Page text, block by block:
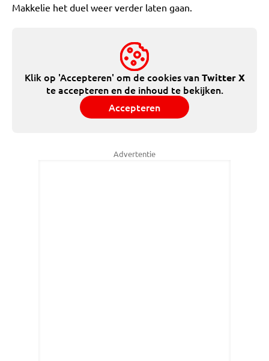
Makkelie het duel weer verder laten gaan.
Klik op 'Accepteren' om de cookies vanTwitter X
te accepteren en de inhoud te bekijken.
Accepteren
Advertentie